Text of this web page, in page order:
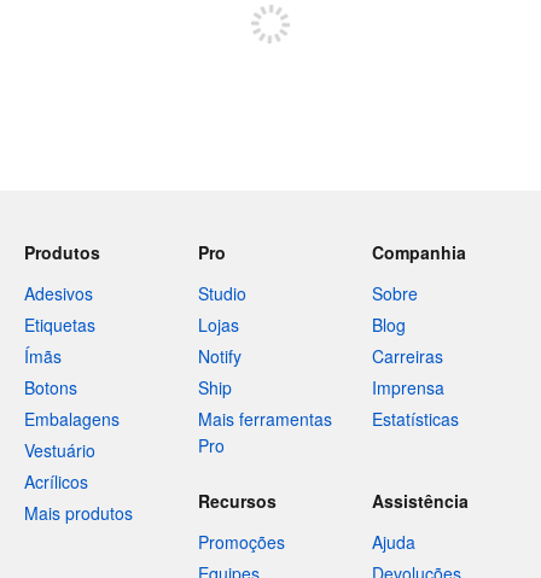
Produtos
Adesivos
Etiquetas
Ímãs
Botons
Embalagens
Vestuário
Acrílicos
Mais produtos
Pro
Studio
Lojas
Notify
Ship
Mais ferramentas
Pro
Companhia
Sobre
Blog
Carreiras
Imprensa
Estatísticas
Recursos
Promoções
Equipes
Assistência
Ajuda
Devoluções